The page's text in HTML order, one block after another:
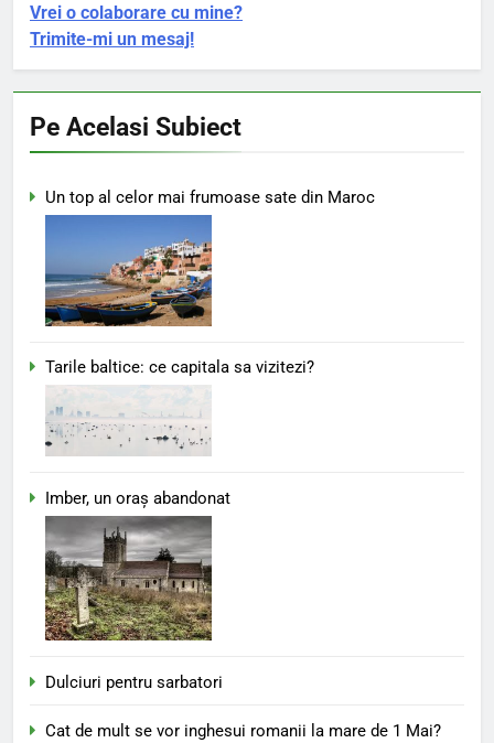
Vrei o colaborare cu mine?
Trimite-mi un mesaj!
Pe Acelasi Subiect
Un top al celor mai frumoase sate din Maroc
Tarile baltice: ce capitala sa vizitezi?
Imber, un oraș abandonat
Dulciuri pentru sarbatori
Cat de mult se vor inghesui romanii la mare de 1 Mai?